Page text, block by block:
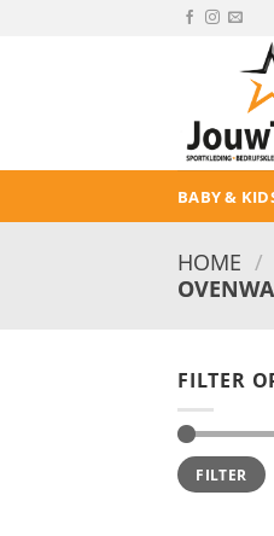
BABY &
HOME /
FILTER
Min.
prijs
Max.
prijsFILTER